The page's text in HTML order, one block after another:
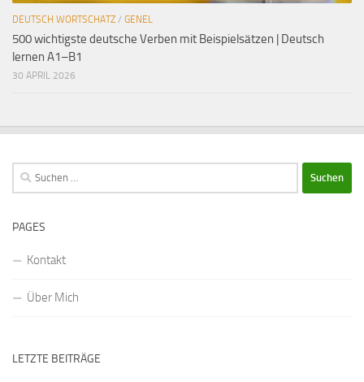
DEUTSCH WORTSCHATZ / GENEL
500 wichtigste deutsche Verben mit Beispielsätzen | Deutsch
lernen A1–B1
30 APRIL 2026
Suchen
nach:
PAGES
Kontakt
Über Mich
LETZTE BEITRÄGE